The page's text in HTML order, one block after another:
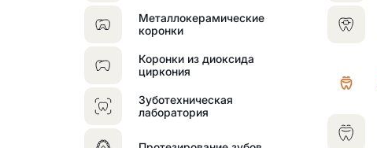
Металлокерамические
коронки
Коронки из диоксида
циркония
Зуботехническая
лаборатория